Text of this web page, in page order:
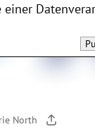
einer
North